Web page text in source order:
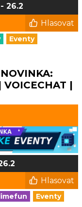
- 26.2
Hlasovat
Eventy
|
Hlasovat
Eventy